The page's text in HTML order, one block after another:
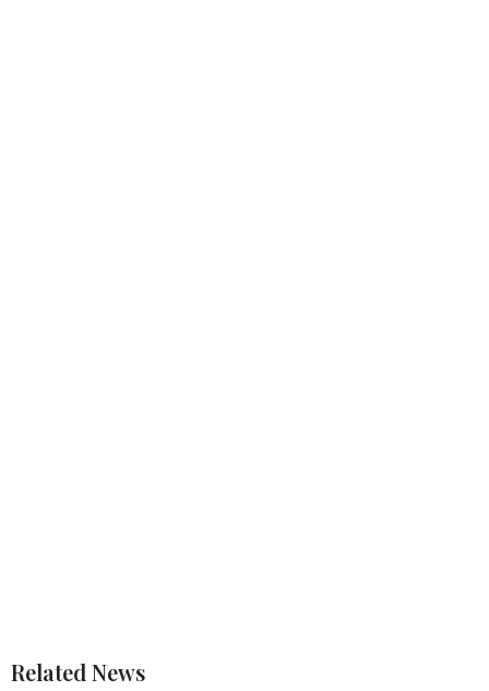
Related News